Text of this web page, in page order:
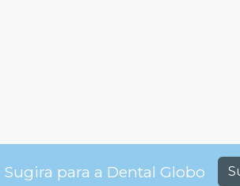
Sugira para a Dental Globo